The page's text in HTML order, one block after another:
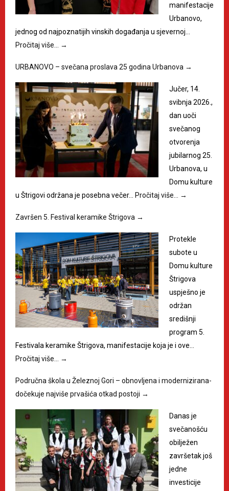
manifestacije
Urbanovo,
jednog od najpoznatijih vinskih događanja u sjevernoj…
Pročitaj više… →
URBANOVO – svečana proslava 25 godina Urbanova →
Jučer, 14.
svibnja 2026.,
dan uoči
svečanog
otvorenja
jubilarnog 25.
Urbanova, u
Domu kulture
u Štrigovi održana je posebna večer… Pročitaj više… →
Završen 5. Festival keramike Štrigova →
Protekle
subote u
Domu kulture
Štrigova
uspješno je
održan
središnji
program 5.
Festivala keramike Štrigova, manifestacije koja je i ove…
Pročitaj više… →
Područna škola u Železnoj Gori – obnovljena i modernizirana-
dočekuje najviše prvašića otkad postoji →
Danas je
svečanošću
obilježen
završetak još
jedne
investicije